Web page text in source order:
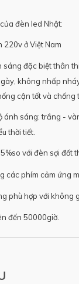
đèn led Nhật:
220v ở Việt Nam
sáng đặc biệt thân
không nhấp
cận tốt và chống
ánh sáng: trắng -
thời tiết.
với đèn sợi đốt
các phím cảm ứng
phù hợp với không
đến 50000giờ.